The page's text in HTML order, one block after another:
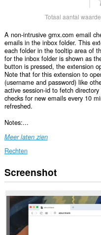
Totaal aantal
A non-intrusive gmx.com email
emails in the inbox folder. This
each folder in the tooltip area of
for the inbox folder is shown as
button is pressed, the extension
Note that for this extension to
(username and password) like
active session-id to fetch
checks for new emails every 10
refreshed.
Notes:...
Meer laten zien
Rechten
Deze
extensie
toegang
krijgen
tot
gegevens
Screenshot